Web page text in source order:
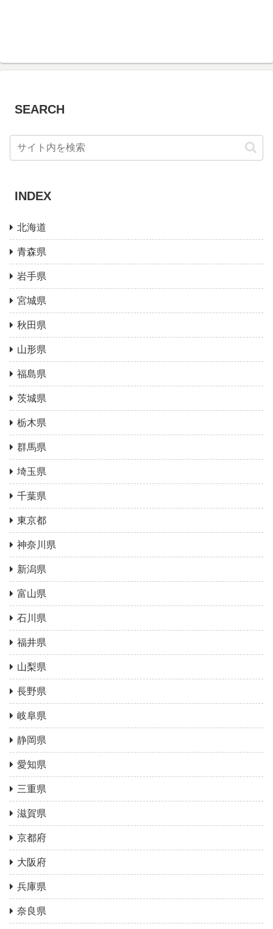
SEARCH
INDEX
北海道
青森県
岩手県
宮城県
秋田県
山形県
福島県
茨城県
栃木県
群馬県
埼玉県
千葉県
東京都
神奈川県
新潟県
富山県
石川県
福井県
山梨県
長野県
岐阜県
静岡県
愛知県
三重県
滋賀県
京都府
大阪府
兵庫県
奈良県